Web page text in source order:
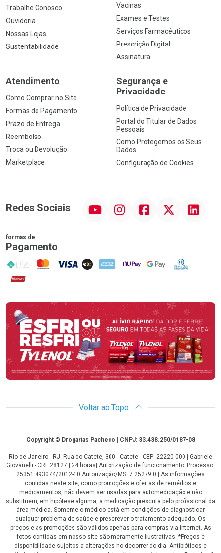
Trabalhe Conosco
Ouvidoria
Nossas Lojas
Sustentabilidade
Vacinas
Exames e Testes
Serviços Farmacêuticos
Prescrição Digital
Assinatura
Atendimento
Como Comprar no Site
Formas de Pagamento
Prazo de Entrega
Reembolso
Troca ou Devolução
Marketplace
Segurança e
Privacidade
Política de Privacidade
Portal do Titular de Dados
Pessoais
Como Protegemos os Seus
Dados
Configuração de Cookies
Redes Sociais InstagramFacebookTwitter Linkedin
formas de
Pagamento
PIX MasterCard
VISA ELO AMEX NuPay Google PayDiners Club
Hipercard
Promoção em Destaque
Voltar ao Topo
CopyrightCopyright © Drogarias Pacheco | CNPJ: 33.438.250/0187-08
Rio de Janeiro - RJ: Rua do Catete, 300 - Catete - CEP: 22220-000 | Gabriele
Giovanelli - CRF 28127 | 24 horas| Autorização de funcionamento: Processo:
25351.493074/2012-10 Autorização/MS: 7.25279.0 | As informações
contidas neste site, como promoções e ofertas de remédios e
medicamentos, não devem ser usadas para automedicação e não
substituem, em hipótese alguma, a medicação prescrita pelo profissional da
área médica. Somente o médico está em condições de diagnosticar
qualquer problema de saúde e prescrever o tratamento adequado. Os
preços e as promoções são válidos apenas para compras via internet. As
fotos contidas em nosso site são meramente ilustrativas. *Preços e
disponibilidade sujeitos a alterações no decorrer do dia. Antibióticos e